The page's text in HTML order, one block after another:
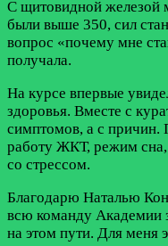
С щитовидной железой
были выше 350, сил
вопрос «почему мне
получала.
На курсе впервые
здоровья. Вместе с
симптомов, а с причин.
работу ЖКТ, режим сна,
со стрессом.
Благодарю Наталью
всю команду Академии
на этом пути. Для меня